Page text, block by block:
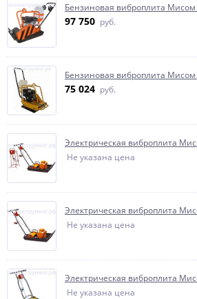
Бензиновая виброплита
97 750 руб.
Бензиновая виброплита Мисом
75 024 руб.
Электрическая виброплита
Не указана цена
Электрическая виброплита
Не указана цена
Электрическая виброплита
Не указана цена